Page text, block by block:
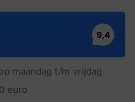
maandag t/m vrijdag
euro